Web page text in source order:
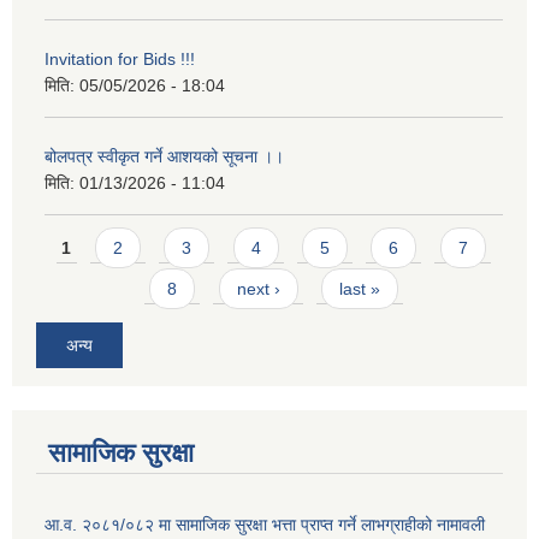
Invitation for Bids !!!
मिति: 05/05/2026 - 18:04
बोलपत्र स्वीकृत गर्ने आशयको सूचना ।।
मिति: 01/13/2026 - 11:04
Pages
1 2 3 4 5 6 7
8 next › last »
अन्य
सामाजिक सुरक्षा
आ.व. २०८१/०८२ मा सामाजिक सुरक्षा भत्ता प्राप्त गर्ने लाभग्राहीको नामावली